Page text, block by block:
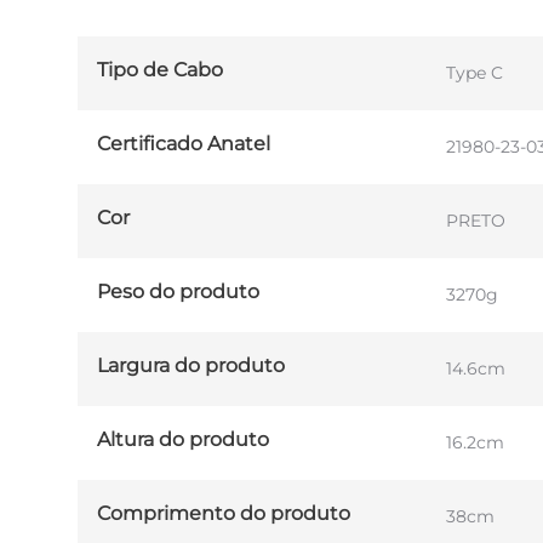
Tipo de Cabo Type C
Certificado Anatel 21980-23-
Cor PRETO
Peso do produto 3270g
Largura do produto 14.6cm
Altura do produto 16.2cm
Comprimento do produto 38cm